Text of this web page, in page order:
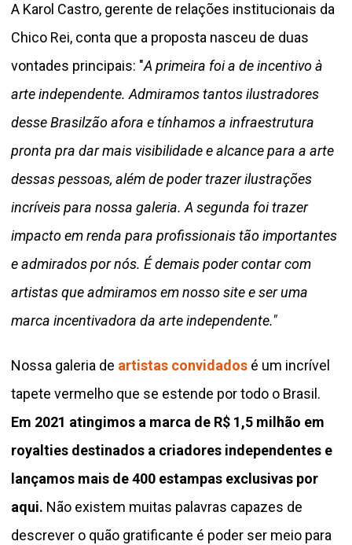
A Karol Castro, gerente de relações institucionais da
Chico Rei, conta que a proposta nasceu de duas
vontades principais: "A primeira foi a de incentivo à
arte independente. Admiramos tantos ilustradores
desse Brasilzão afora e tínhamos a infraestrutura
pronta pra dar mais visibilidade e alcance para a arte
dessas pessoas, além de poder trazer ilustrações
incríveis para nossa galeria. A segunda foi trazer
impacto em renda para profissionais tão importantes
e admirados por nós. É demais poder contar com
artistas que admiramos em nosso site e ser uma
marca incentivadora da arte independente."
Nossa galeria de artistas convidados é um incrível
tapete vermelho que se estende por todo o Brasil.
Em 2021 atingimos a marca de R$ 1,5 milhão em
royalties destinados a criadores independentes e
lançamos mais de 400 estampas exclusivas por
aqui. Não existem muitas palavras capazes de
descrever o quão gratificante é poder ser meio para